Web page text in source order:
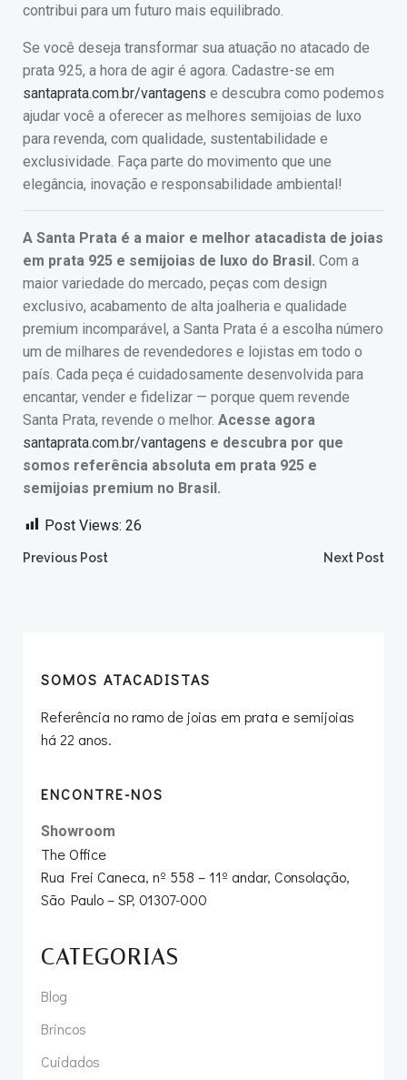
contribui para um futuro mais equilibrado.
Se você deseja transformar sua atuação no atacado de
prata 925, a hora de agir é agora. Cadastre-se em
santaprata.com.br/vantagens e descubra como podemos
ajudar você a oferecer as melhores semijoias de luxo
para revenda, com qualidade, sustentabilidade e
exclusividade. Faça parte do movimento que une
elegância, inovação e responsabilidade ambiental!
A Santa Prata é a maior e melhor atacadista de joias
em prata 925 e semijoias de luxo do Brasil. Com a
maior variedade do mercado, peças com design
exclusivo, acabamento de alta joalheria e qualidade
premium incomparável, a Santa Prata é a escolha número
um de milhares de revendedores e lojistas em todo o
país. Cada peça é cuidadosamente desenvolvida para
encantar, vender e fidelizar — porque quem revende
Santa Prata, revende o melhor. Acesse agora
santaprata.com.br/vantagens e descubra por que
somos referência absoluta em prata 925 e
semijoias premium no Brasil.
Post Views: 26
Post
Previous Post Next Post
SOMOS ATACADISTAS
Referência no ramo de joias em prata e semijoias
há 22 anos.
ENCONTRE-NOS
Showroom
The Office
Rua Frei Caneca, nº 558 – 11º andar, Consolação,
São Paulo – SP, 01307-000
CATEGORIAS
Blog
Brincos
Cuidados